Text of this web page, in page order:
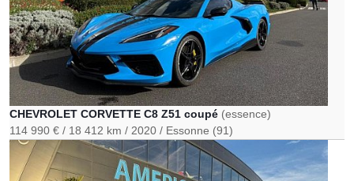
CHEVROLET CORVETTE C8 Z51 coupé (essence)
114 990 €
18 412 km 2020 Essonne (91)